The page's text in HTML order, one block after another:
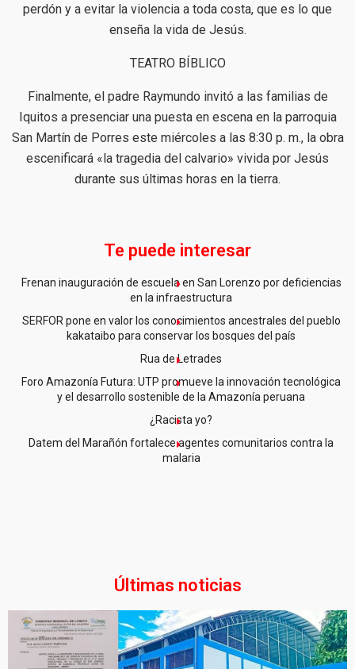
perdón y a evitar la violencia a toda costa, que es lo que
enseña la vida de Jesús.
TEATRO BÍBLICO
Finalmente, el padre Raymundo invitó a las familias de
Iquitos a presenciar una puesta en escena en la parroquia
San Martín de Porres este miércoles a las 8:30 p. m., la obra
escenificará «la tragedia del calvario» vivida por Jesús
durante sus últimas horas en la tierra.
Te puede interesar
Frenan inauguración de escuela en San Lorenzo por deficiencias
en la infraestructura
SERFOR pone en valor los conocimientos ancestrales del pueblo
kakataibo para conservar los bosques del país
Rua de Letrades
Foro Amazonía Futura: UTP promueve la innovación tecnológica
y el desarrollo sostenible de la Amazonía peruana
¿Racista yo?
Datem del Marañón fortalece agentes comunitarios contra la
malaria
Últimas noticias